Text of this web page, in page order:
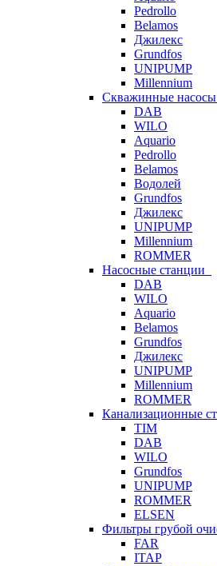
Pedrollo
Belamos
Джилекс
Grundfos
UNIPUMP
Millennium
Скважинные насосы
DAB
WILO
Aquario
Pedrollo
Belamos
Водолей
Grundfos
Джилекс
UNIPUMP
Millennium
ROMMER
Насосные станции
DAB
WILO
Aquario
Belamos
Grundfos
Джилекс
UNIPUMP
Millennium
ROMMER
Канализационные
TIM
DAB
WILO
Grundfos
UNIPUMP
ROMMER
ELSEN
Фильтры грубой
FAR
ITAP